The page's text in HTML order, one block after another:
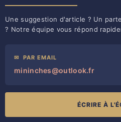
Une suggestion d'article ? Un
? Notre équipe vous répond
✉ PAR EMAIL
mininches@outlook.fr
ÉCRIRE À